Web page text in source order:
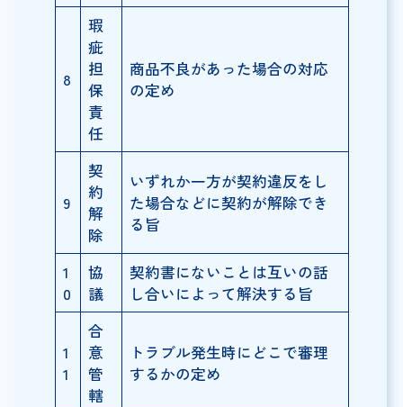
8
瑕
疵
担
保
責
任
商品不良があった場合の対応
の定め
9
契
約
解
除
いずれか一方が契約違反をし
た場合などに契約が解除でき
る旨
1
0
協
議
契約書にないことは互いの話
し合いによって解決する旨
1
1
合
意
管
轄
トラブル発生時にどこで審理
するかの定め